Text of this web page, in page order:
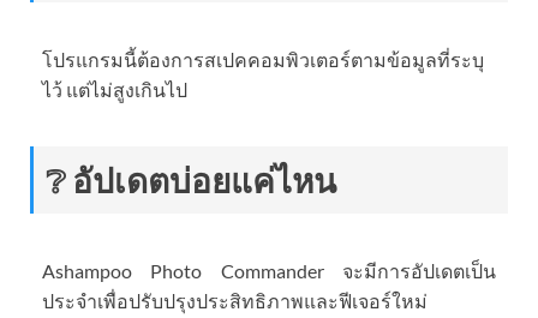
โปรแกรมนี้ต้องการสเปคคอมพิวเตอร์ตามข้อมูลที่ระบุ
ไว้ แต่ไม่สูงเกินไป
❔ อัปเดตบ่อยแค่ไหน
Ashampoo Photo Commander จะมีการอัปเดตเป็น
ประจำเพื่อปรับปรุงประสิทธิภาพและฟีเจอร์ใหม่